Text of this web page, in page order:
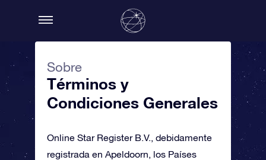
Sobre
Términos y
Condiciones Generales
Online Star Register B.V., debidamente
registrada en Apeldoorn, los Países